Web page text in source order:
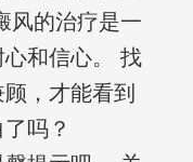
风的治疗是一
和信心。 找
，才能看到
吗？